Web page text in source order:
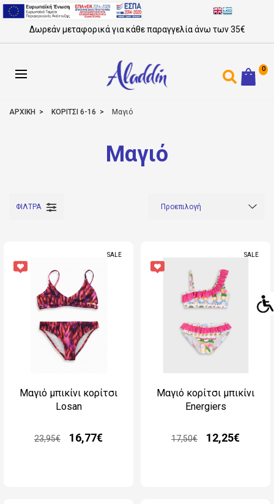
Δωρεάν μεταφορικά για κάθε παραγγελία άνω των 35€
0
ΑΡΧΙΚΗ ΚΟΡΙΤΣΙ 6-16 Μαγιό
Μαγιό
ΦΙΛΤΡΑ
SALE
Μαγιό μπικίνι κορίτσι
Losan
23,95€ 16,77€
SALE
Μαγιό κορίτσι μπικίνι
Energiers
17,50€ 12,25€